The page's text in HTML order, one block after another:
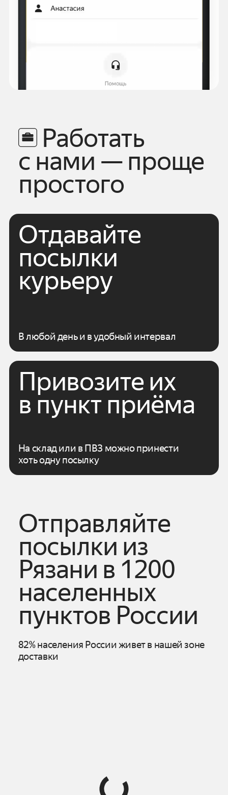
Работать
с нами — проще
простого
Отдавайте
посылки
курьеру
В любой день и в удобный интервал
Привозите их
в пункт приёма
На склад или в ПВЗ можно принести
хоть одну посылку
Отправляйте
посылки из
Рязани в 1200
населенных
пунктов России
82% населения России живет в нашей зоне
доставки